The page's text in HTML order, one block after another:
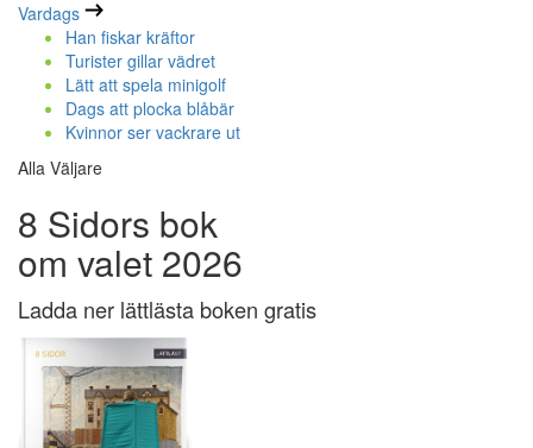
Vardags
Han fiskar kräftor
Turister gillar vädret
Lätt att spela minigolf
Dags att plocka blåbär
Kvinnor ser vackrare ut
Alla Väljare
8 Sidors bok
om valet 2026
Ladda ner lättlästa boken gratis